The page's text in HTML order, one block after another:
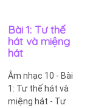
Bài 1: Tư thế
hát và miệng
hát
Âm nhạc 10 - Bài
1: Tư thế hát và
miệng hát - Tư